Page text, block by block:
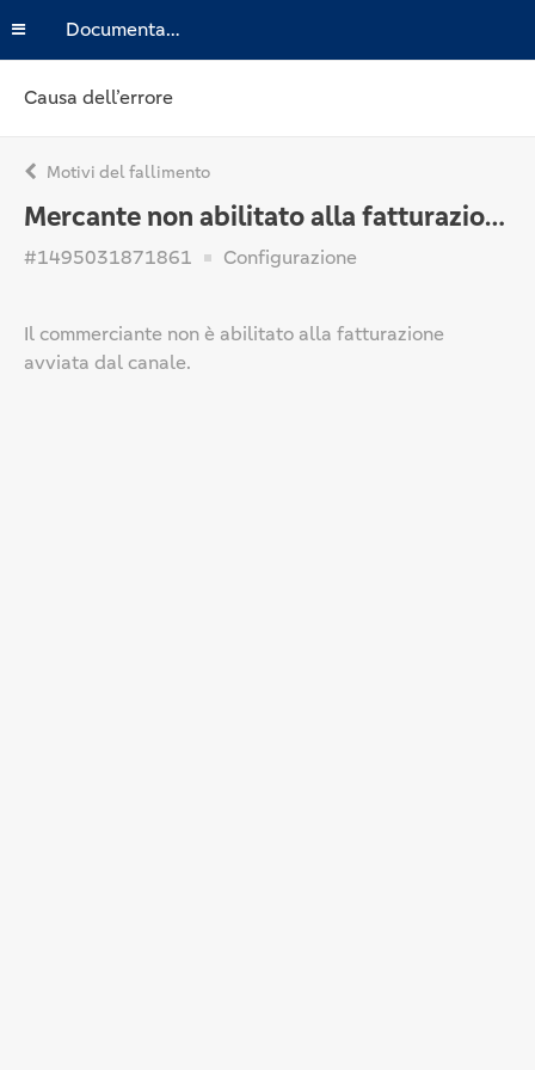
Documentazione
Causa dell’errore
Motivi del fallimento
Mercante non abilitato alla fatturazione avviata dal canale
#1495031871861 Configurazione
Il commerciante non è abilitato alla fatturazione
avviata dal canale.